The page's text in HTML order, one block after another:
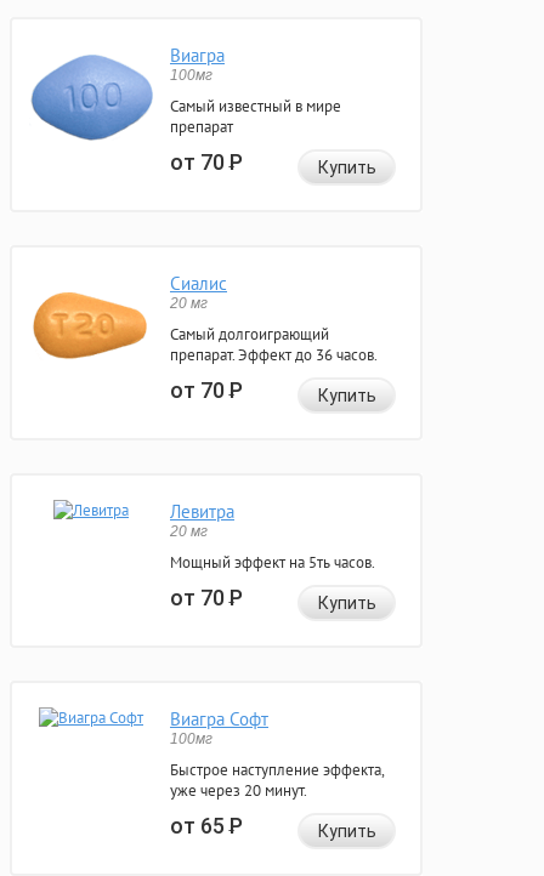
Виагра
100мг
Самый известный в мире
препарат
от 70Р Купить
Сиалис
20 мг
Самый долгоиграющий
препарат. Эффект до 36 часов.
от 70Р Купить
Левитра
20 мг
Мощный эффект на 5ть часов.
от 70Р Купить
Виагра Софт
100мг
Быстрое наступление эффекта,
уже через 20 минут.
от 65Р Купить